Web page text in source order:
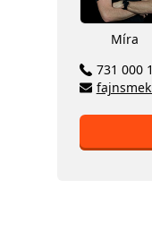
Míra
731 000